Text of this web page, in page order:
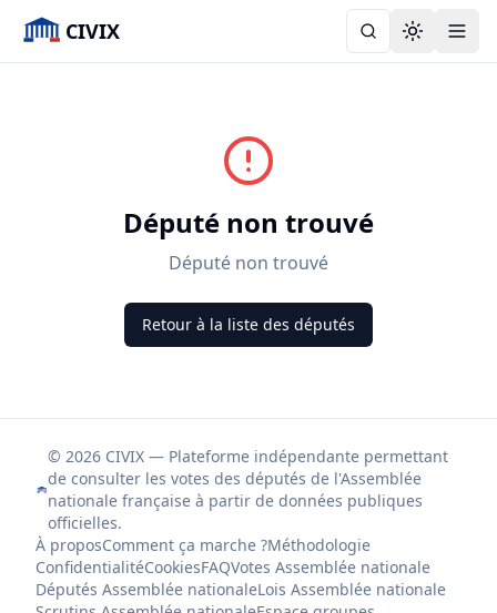
CIVIX Toggle
Député non trouvé
Député non trouvé
Retour à la liste des députés
© 2026 CIVIX — Plateforme indépendante permettant
de consulter les votes des députés de l'Assemblée
nationale française à partir de données publiques
officielles.
À proposComment ça marche ?Méthodologie
ConfidentialitéCookiesFAQVotes Assemblée nationale
Députés Assemblée nationaleLois Assemblée nationale